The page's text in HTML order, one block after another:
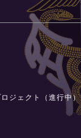
ジェクト（進行中）